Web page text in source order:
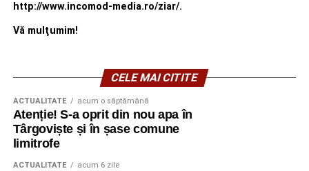
http://www.incomod-media.ro/ziar/.
Vă mulţumim!
CELE MAI CITITE
ACTUALITATE acum o săptămână
Atenție! S-a oprit din nou apa în
Târgoviște și în șase comune
limitrofe
ACTUALITATE acum 6 zile